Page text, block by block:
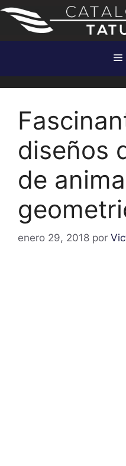
Saltar
contenido
diseños
de
enero 29, 2018 por